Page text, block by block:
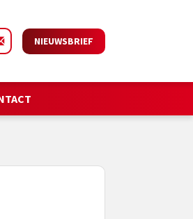
NIEUWSBRIEF